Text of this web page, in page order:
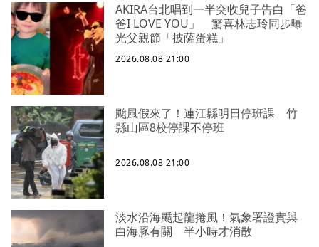
AKIRA台北唱到一半突收兒子告白「爸
爸I LOVE YOU」 驚喜林志玲同步曝
光父親節「披薩蛋糕」
2026.08.08 21:00
颱風假來了！連江縣明日停班課 竹
縣山區8校停課不停班
2026.08.08 21:00
淡水沿海颳起龍捲風！氣象署證實與
白海豚有關 半小時才消散